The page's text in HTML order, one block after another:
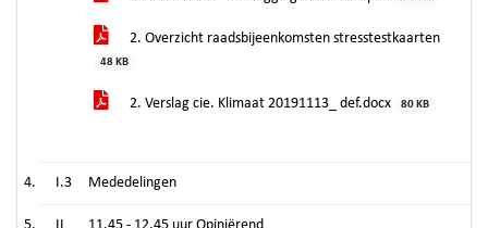
2. Overzicht raadsbijeenkomsten stresstestkaarten
48 KB
2. Verslag cie. Klimaat 20191113_ def.docx 80 KB
I.3 Mededelingen